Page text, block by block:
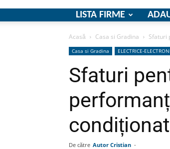
LISTA FIRME
Acasă Casa si Gradina Sfaturi
Casa si Gradina ELECTRICE-
Sfaturi
condiționat
De către Autor Cristian -